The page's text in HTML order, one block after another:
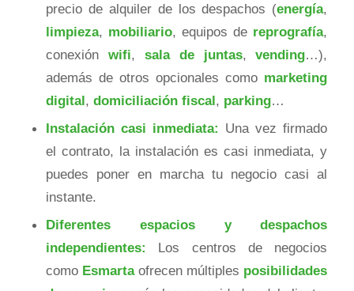
precio de alquiler de los despachos (energía,
limpieza, mobiliario, equipos de reprografía,
conexión wifi, sala de juntas,vending…),
además de otros opcionales como marketing
digital, domiciliación fiscal, parking…
Instalación casi inmediata: Una vez firmado
el contrato, la instalación es casi inmediata, y
puedes poner en marcha tu negocio casi al
instante.
Diferentes espacios y despachos
independientes: Los centros de negocios
como Esmartaofrecen múltiples posibilidades